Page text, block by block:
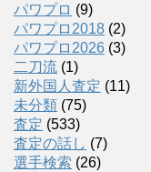
パワプロ (9)
パワプロ2018 (2)
パワプロ2026 (3)
二刀流 (1)
新外国人査定 (11)
未分類 (75)
査定 (533)
査定の話し (7)
選手検索 (26)